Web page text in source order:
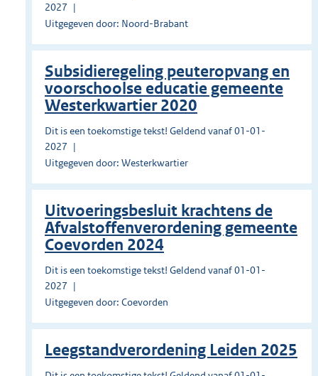
2027
Uitgegeven door: Noord-Brabant
Subsidieregeling peuteropvang en
voorschoolse educatie gemeente
Westerkwartier 2020
Dit is een toekomstige tekst! Geldend vanaf 01-01-
2027
Uitgegeven door: Westerkwartier
Uitvoeringsbesluit krachtens de
Afvalstoffenverordening gemeente
Coevorden 2024
Dit is een toekomstige tekst! Geldend vanaf 01-01-
2027
Uitgegeven door: Coevorden
Leegstandverordening Leiden 2025